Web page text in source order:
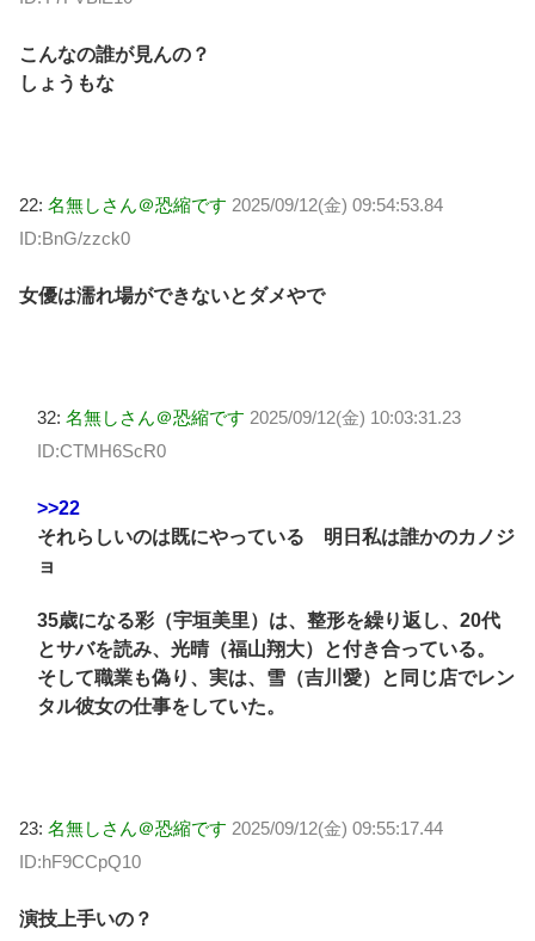
こんなの誰が見んの？
しょうもな
22: 名無しさん＠恐縮です 2025/09/12(金) 09:54:53.84
ID:BnG/zzck0
女優は濡れ場ができないとダメやで
32: 名無しさん＠恐縮です 2025/09/12(金) 10:03:31.23
ID:CTMH6ScR0
>>22
それらしいのは既にやっている 明日私は誰かのカノジ
ョ
35歳になる彩（宇垣美里）は、整形を繰り返し、20代
とサバを読み、光晴（福山翔大）と付き合っている。
そして職業も偽り、実は、雪（吉川愛）と同じ店でレン
タル彼女の仕事をしていた。
23: 名無しさん＠恐縮です 2025/09/12(金) 09:55:17.44
ID:hF9CCpQ10
演技上手いの？